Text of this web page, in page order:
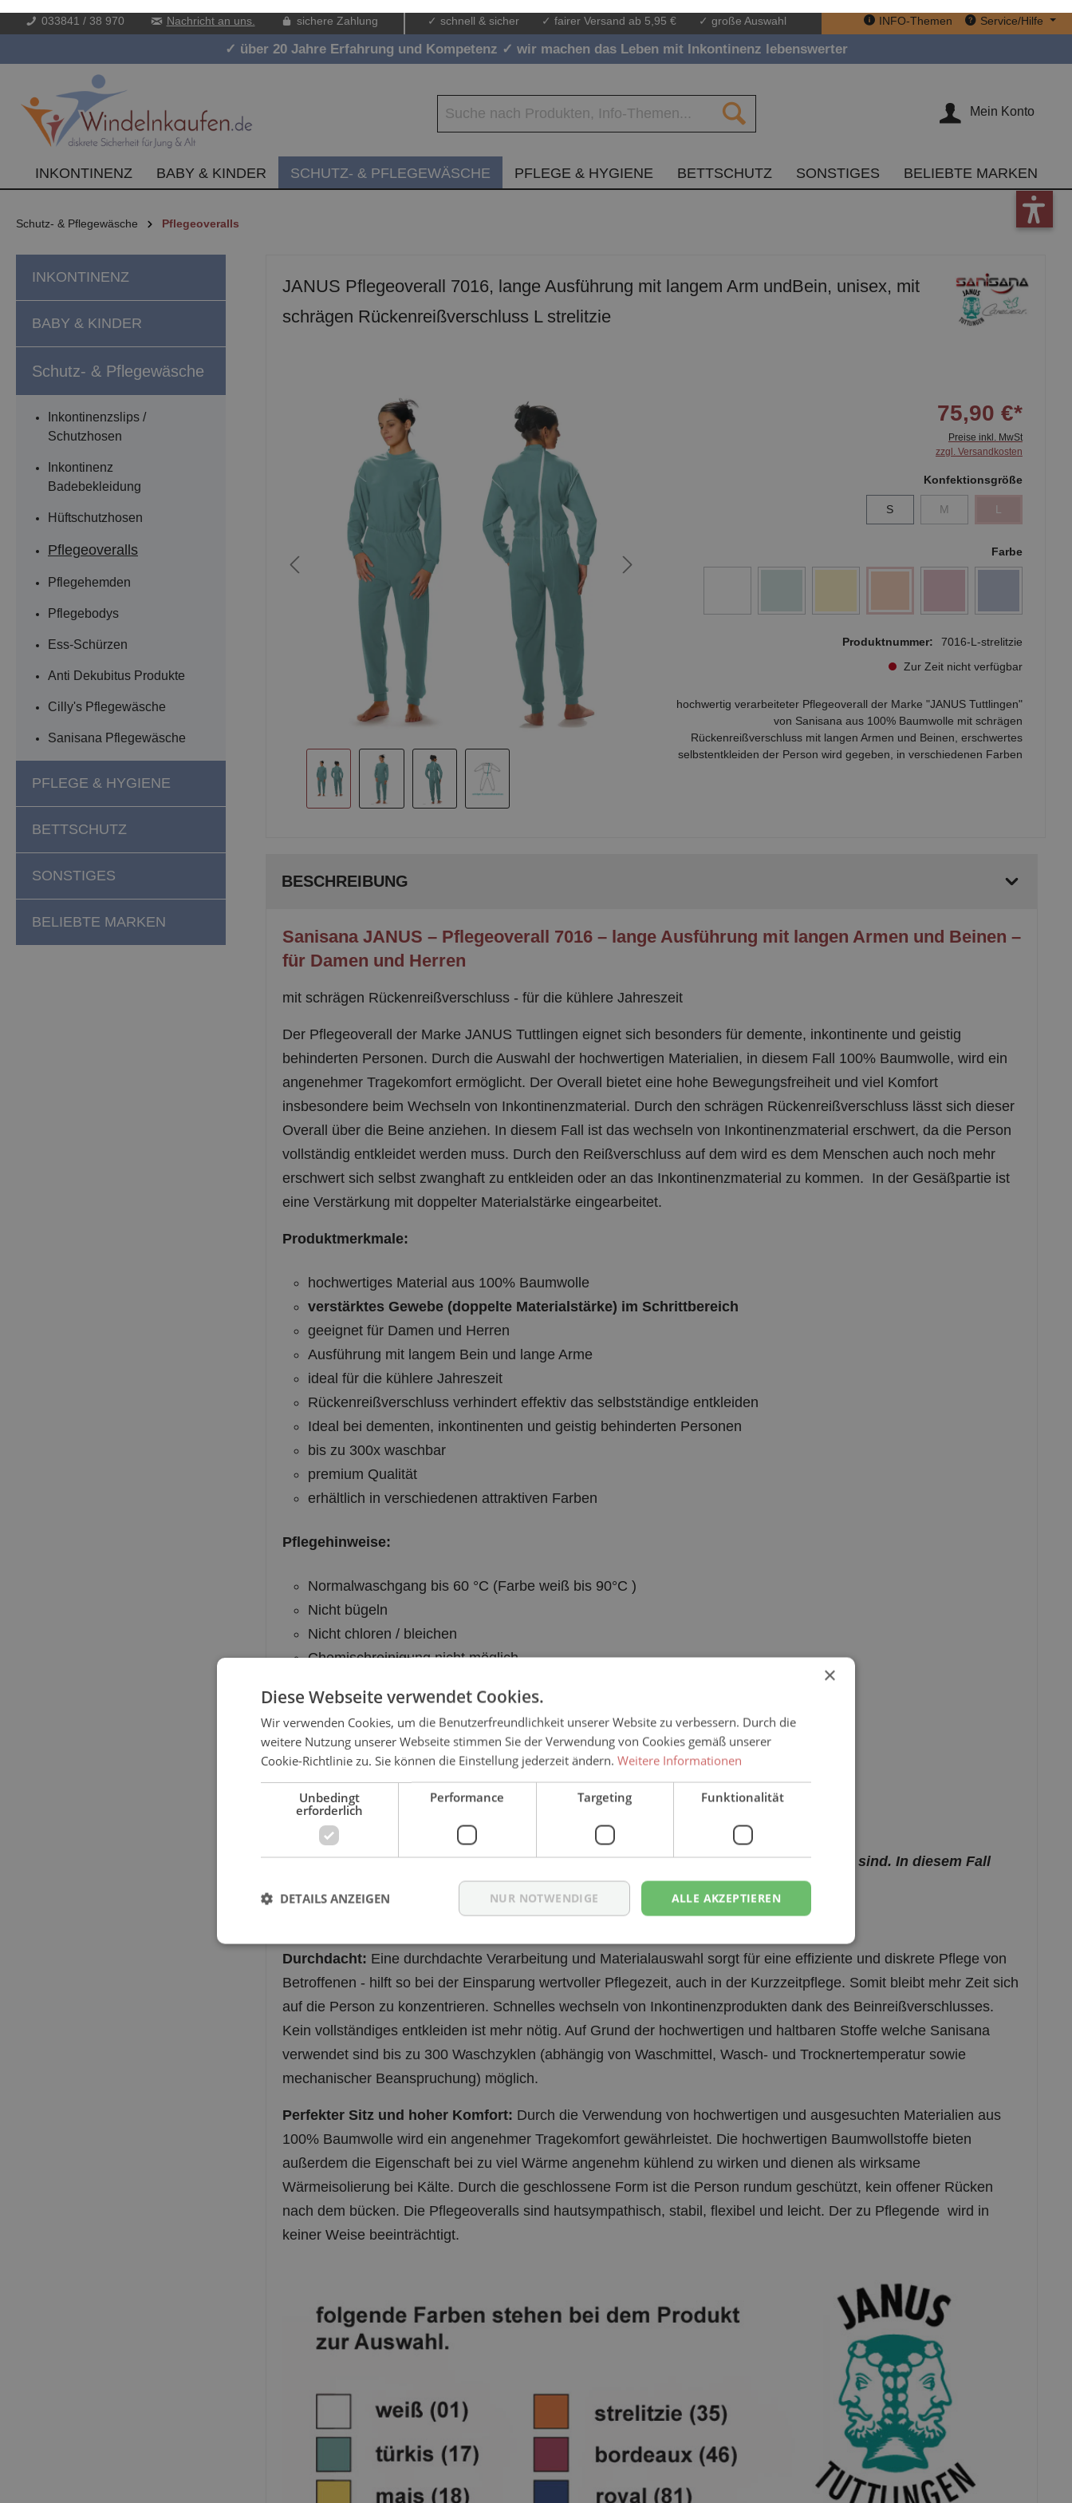
springen
033841 / 38 970 Nachricht an uns. sichere Zahlung ✓ schnell & sicher ✓ fairer Versand ab 5,95 € ✓ große Auswahl INFO-Themen Service/Hilfe
✓ über 20 Jahre Erfahrung und Kompetenz ✓ wir machen das Leben mit Inkontinenz lebenswerter
Mein Konto
INKONTINENZ BABY & KINDER SCHUTZ- & PFLEGEWÄSCHE PFLEGE & HYGIENE BETTSCHUTZ SONSTIGES BELIEBTE MARKEN
INKONTINENZ
BABY & KINDER
Schutz- & Pflegewäsche
Inkontinenzslips /
Schutzhosen
Inkontinenz
Badebekleidung
Hüftschutzhosen
Pflegeoveralls
Pflegehemden
Pflegebodys
Ess-Schürzen
Anti Dekubitus Produkte
Cilly's Pflegewäsche
Sanisana Pflegewäsche
PFLEGE & HYGIENE
BETTSCHUTZ
SONSTIGES
BELIEBTE MARKEN
JANUS Pflegeoverall 7016, lange Ausführung mit langem Arm undBein, unisex, mit
schrägen Rückenreißverschluss L strelitzie
75,90 €*
zzgl. Versandkosten
von Sanisana aus 100% Baumwolle mit schrägen
Rückenreißverschluss mit langen Armen und Beinen, erschwertes
selbstentkleiden der Person wird gegeben, in verschiedenen Farben
BESCHREIBUNG
Sanisana JANUS – Pflegeoverall 7016 – lange Ausführung mit langen Armen und Beinen –
für Damen und Herren
mit schrägen Rückenreißverschluss - für die kühlere Jahreszeit
Der Pflegeoverall der Marke JANUS Tuttlingen eignet sich besonders für demente, inkontinente und geistig
behinderten Personen. Durch die Auswahl der hochwertigen Materialien, in diesem Fall 100% Baumwolle, wird ein
angenehmer Tragekomfort ermöglicht. Der Overall bietet eine hohe Bewegungsfreiheit und viel Komfort
insbesondere beim Wechseln von Inkontinenzmaterial. Durch den schrägen Rückenreißverschluss lässt sich dieser
Overall über die Beine anziehen. In diesem Fall ist das wechseln von Inkontinenzmaterial erschwert, da die Person
vollständig entkleidet werden muss. Durch den Reißverschluss auf dem wird es dem Menschen auch noch mehr
erschwert sich selbst zwanghaft zu entkleiden oder an das Inkontinenzmaterial zu kommen. In der Gesäßpartie ist
eine Verstärkung mit doppelter Materialstärke eingearbeitet.
Produktmerkmale:
hochwertiges Material aus 100% Baumwolle
verstärktes Gewebe (doppelte Materialstärke) im Schrittbereich
geeignet für Damen und Herren
Ausführung mit langem Bein und lange Arme
ideal für die kühlere Jahreszeit
Rückenreißverschluss verhindert effektiv das selbstständige entkleiden
Ideal bei dementen, inkontinenten und geistig behinderten Personen
bis zu 300x waschbar
premium Qualität
erhältlich in verschiedenen attraktiven Farben
Pflegehinweise:
Normalwaschgang bis 60 °C (Farbe weiß bis 90°C )
Nicht bügeln
Nicht chloren / bleichen
Chemischreinigung nicht möglich
erhältliche Größen:
S (für Sie: 40, für Ihn: 46)
M (für Sie: 42/44, für Ihn: 48/50)
L (für Sie: 46/48, für Ihn: 52/54)
Achtung es kann vorkommen das nicht alle Farben in allen Größen immer auf Lager sind. In diesem Fall
fragen wir bei Ihnen für Alternativen nach.
Allgemeines zu den Pflegeoveralls der Marke JANUS Tuttlingen
Durchdacht: Eine durchdachte Verarbeitung und Materialauswahl sorgt für eine effiziente und diskrete Pflege von
Betroffenen - hilft so bei der Einsparung wertvoller Pflegezeit, auch in der Kurzzeitpflege. Somit bleibt mehr Zeit sich
auf die Person zu konzentrieren. Schnelles wechseln von Inkontinenzprodukten dank des Beinreißverschlusses.
Kein vollständiges entkleiden ist mehr nötig. Auf Grund der hochwertigen und haltbaren Stoffe welche Sanisana
verwendet sind bis zu 300 Waschzyklen (abhängig von Waschmittel, Wasch- und Trocknertemperatur sowie
mechanischer Beanspruchung) möglich.
Perfekter Sitz und hoher Komfort: Durch die Verwendung von hochwertigen und ausgesuchten Materialien aus
100% Baumwolle wird ein angenehmer Tragekomfort gewährleistet. Die hochwertigen Baumwollstoffe bieten
außerdem die Eigenschaft bei zu viel Wärme angenehm kühlend zu wirken und dienen als wirksame
Wärmeisolierung bei Kälte. Durch die geschlossene Form ist die Person rundum geschützt, kein offener Rücken
nach dem bücken. Die Pflegeoveralls sind hautsympathisch, stabil, flexibel und leicht. Der zu Pflegende wird in
keiner Weise beeinträchtigt.
×
weitere Nutzung unserer Webseite stimmen Sie der Verwendung von Cookies gemäß unserer
Cookie-Richtlinie zu. Sie können die Einstellung jederzeit ändern. Weitere Informationen
Unbedingt
erforderlich
Performance Targeting Funktionalität
ALLE AKZEPTIEREN
NUR NOTWENDIGE